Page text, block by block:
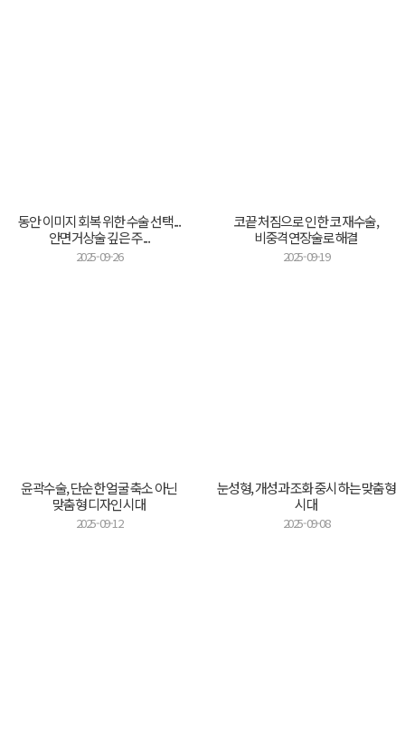
동안 이미지 회복 위한 수술 선택...
안면거상술 깊은 주...
2025-09-26
코끝 처짐으로 인한 코 재수술,
비중격연장술로 해결
2025-09-19
윤곽수술, 단순한 얼굴 축소 아닌
맞춤형 디자인 시대
2025-09-12
눈성형, 개성과 조화 중시하는 맞춤형
시대
2025-09-08